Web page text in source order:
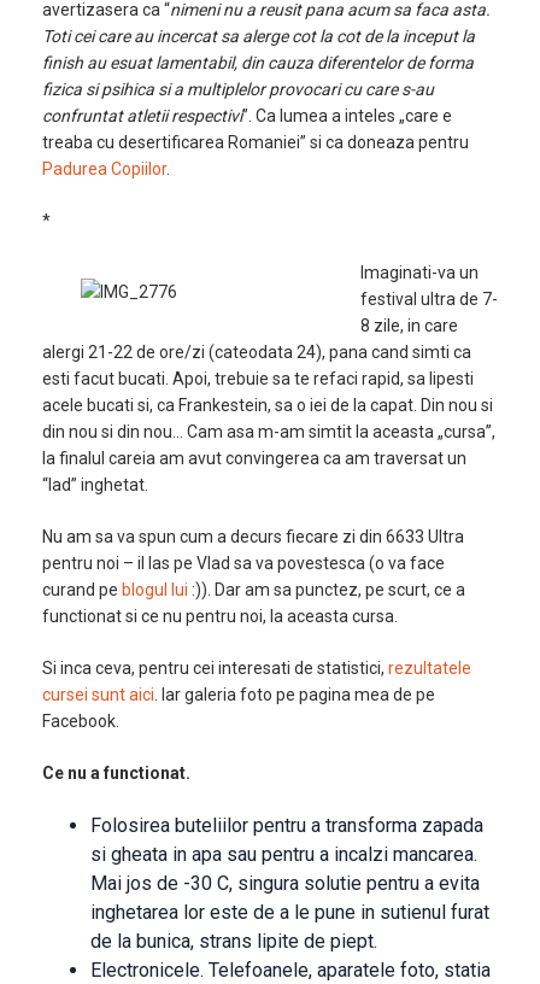
avertizasera ca “nimeni nu a reusit pana acum sa faca asta.
Toti cei care au incercat sa alerge cot la cot de la inceput la
finish au esuat lamentabil, din cauza diferentelor de forma
fizica si psihica si a multiplelor provocari cu care s-au
confruntat atletii respectivi”. Ca lumea a inteles „care e
treaba cu desertificarea Romaniei” si ca doneaza pentru
Padurea Copiilor.
*
Imaginati-va un
festival ultra de 7-
8 zile, in care
alergi 21-22 de ore/zi (cateodata 24), pana cand simti ca
esti facut bucati. Apoi, trebuie sa te refaci rapid, sa lipesti
acele bucati si, ca Frankestein, sa o iei de la capat. Din nou si
din nou si din nou… Cam asa m-am simtit la aceasta „cursa”,
la finalul careia am avut convingerea ca am traversat un
“Iad” inghetat.
Nu am sa va spun cum a decurs fiecare zi din 6633 Ultra
pentru noi – il las pe Vlad sa va povestesca (o va face
curand pe blogul lui :)). Dar am sa punctez, pe scurt, ce a
functionat si ce nu pentru noi, la aceasta cursa.
Si inca ceva, pentru cei interesati de statistici, rezultatele
cursei sunt aici . Iar galeria foto pe pagina mea de pe
Facebook.
Ce nu a functionat.
Folosirea buteliilor pentru a transforma zapada
si gheata in apa sau pentru a incalzi mancarea.
Mai jos de -30 C, singura solutie pentru a evita
inghetarea lor este de a le pune in sutienul furat
de la bunica, strans lipite de piept.
Electronicele. Telefoanele, aparatele foto, statia